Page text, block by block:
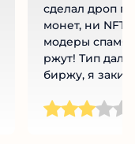
сделал дроп
монет, ни
модеры
ржут! Тип дал
биржу, я
Где инфа, где